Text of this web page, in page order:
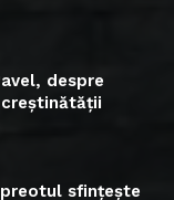
despre
sfințește